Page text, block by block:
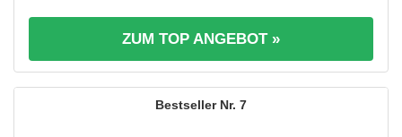
ZUM TOP ANGEBOT »
7